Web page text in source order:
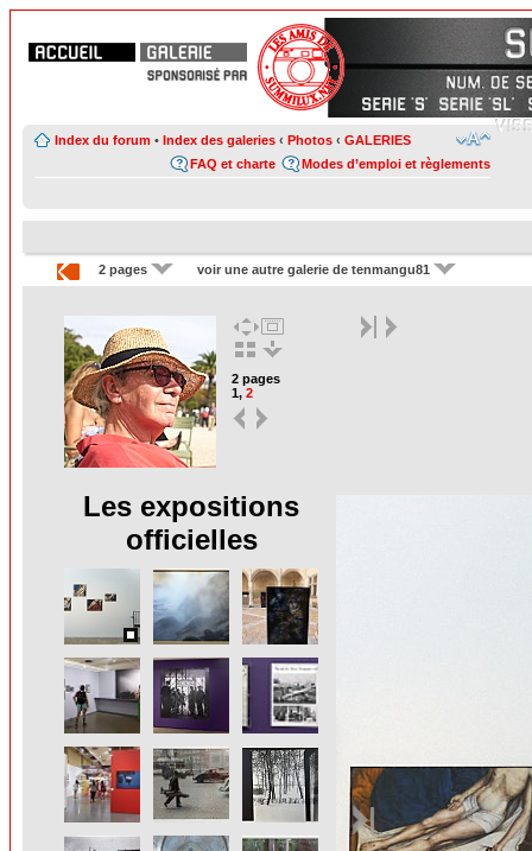
Index du forum • Index des galeries ‹ Photos ‹ GALERIES
Modes d’emploi et règlements
FAQ et charte
2 pages voir une autre galerie de tenmangu81
2 pages
1, 2
Les expositions
officielles